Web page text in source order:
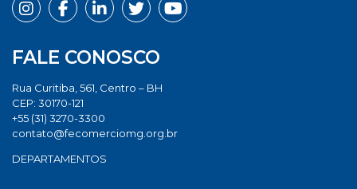
FALE CONOSCO
Rua Curitiba, 561, Centro – BH
CEP: 30170-121
+55 (31) 3270-3300
contato@fecomerciomg.org.br
DEPARTAMENTOS